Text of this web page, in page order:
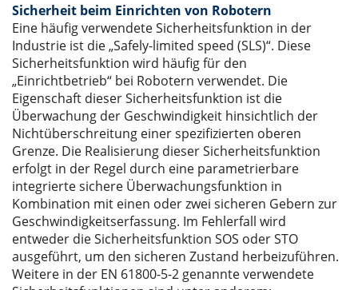
Sicherheit beim Einrichten von Robotern
Eine häufig verwendete Sicherheitsfunktion in der
Industrie ist die „Safely-limited speed (SLS)“. Diese
Sicherheitsfunktion wird häufig für den
„Einrichtbetrieb“ bei Robotern verwendet. Die
Eigenschaft dieser Sicherheitsfunktion ist die
Überwachung der Geschwindigkeit hinsichtlich der
Nichtüberschreitung einer spezifizierten oberen
Grenze. Die Realisierung dieser Sicherheitsfunktion
erfolgt in der Regel durch eine parametrierbare
integrierte sichere Überwachungsfunktion in
Kombination mit einen oder zwei sicheren Gebern zur
Geschwindigkeitserfassung. Im Fehlerfall wird
entweder die Sicherheitsfunktion SOS oder STO
ausgeführt, um den sicheren Zustand herbeizuführen.
Weitere in der EN 61800-5-2 genannte verwendete